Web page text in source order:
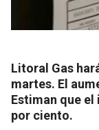
Litoral Gas
martes. El
Estiman que
por ciento.